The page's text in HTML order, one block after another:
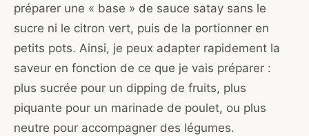
préparer une « base » de sauce satay sans le
sucre ni le citron vert, puis de la portionner en
petits pots. Ainsi, je peux adapter rapidement la
saveur en fonction de ce que je vais préparer :
plus sucrée pour un dipping de fruits, plus
piquante pour un marinade de poulet, ou plus
neutre pour accompagner des légumes.